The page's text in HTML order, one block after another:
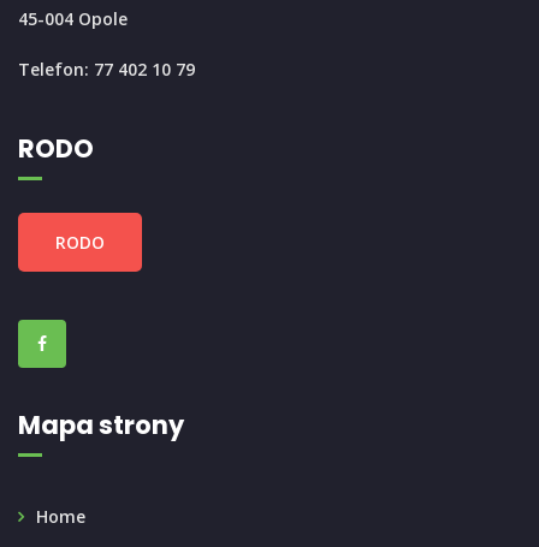
45-004 Opole
Telefon: 77 402 10 79
RODO
RODO
Mapa strony
Home